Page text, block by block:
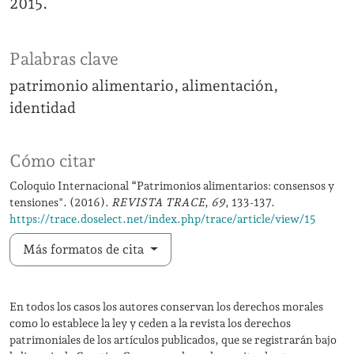
Palabras clave
patrimonio alimentario alimentación
identidad
Cómo citar
Coloquio Internacional “Patrimonios alimentarios: consensos y
tensiones". (2016). REVISTA TRACE, 69, 133-137.
https://trace.doselect.net/index.php/trace/article/view/15
Más formatos de cita
2015.
En todos los casos los autores conservan los derechos morales
como lo establece la ley y ceden a la revista los derechos
patrimoniales de los artículos publicados, que se registrarán bajo